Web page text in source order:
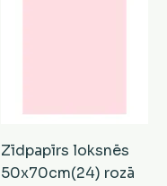
Zīdpapīrs loksnēs
50x70cm(24) rozā